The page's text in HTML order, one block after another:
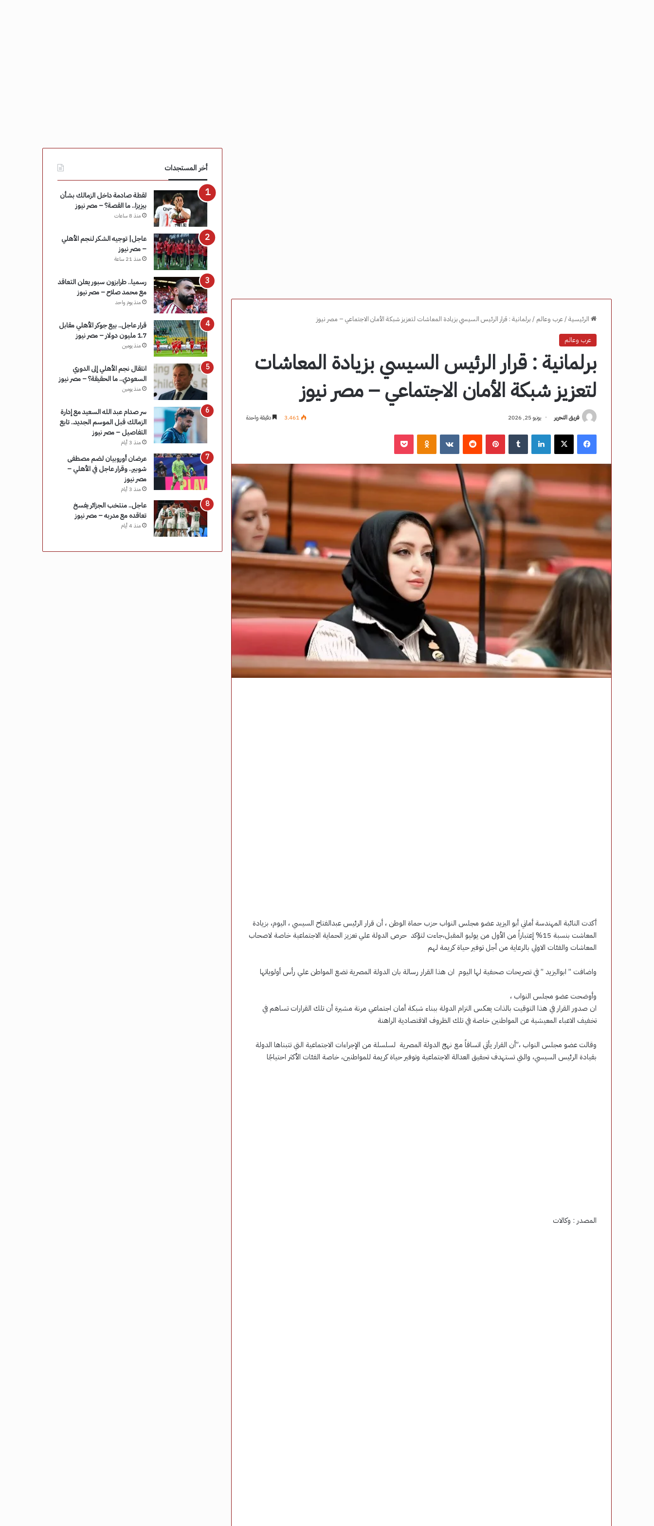
الرئيسية/عرب وعالم / برلمانية : قرار الرئيس السيسي بزيادة المعاشات لتعزيز شبكة الأمان الاجتماعي – مصر نيوز
عرب وعالم
برلمانية : قرار الرئيس السيسي بزيادة المعاشات
لتعزيز شبكة الأمان الاجتماعي – مصر نيوز
فريق التحرير يونيو 25, 2026 3٬461 دقيقة واحدة
فيسبوك ‫X لينكدإن بينتيريست ‏VKontakte
أكدت النائبة المهندسة أماني أبو اليزيد عضو مجلس النواب حزب حماة الوطن ، أن قرار الرئيس عبدالفتاح السيسي ، اليوم، بزيادة
المعاشت بنسبة 15% إعتباراً من الأول من يوليو المقبل،جاءت لتؤكد حرص الدولة علي تعزيز الحماية الاجتماعية خاصة لاصحاب
المعاشات والفئات الاولي بالرعاية من أجل توفير حياة كريمة لهم
واضافت ” ابواليزيد ” في تصريحات صحفية لها اليوم ان هذا القرار رسالة بان الدولة المصرية تضع المواطن علي رأس أولوياتها
وأوضحت عضو مجلس النواب ،
ان صدور القرار في هذا التوقيت بالذات يعكس التزام الدولة ببناء شبكة أمان اجتماعي مرنة مشيرة أن تلك القرارات تساهم في
تخفيف الاعباء المعيشية عن المواطنين خاصة في تلك الظروف الاقتصادية الراهنة
وقالت عضو مجلس النواب ،”أن القرار يأتي اتساقاً مع نهج الدولة المصرية لسلسلة من الإجراءات الاجتماعية التي تتبناها الدولة
بقيادة الرئيس السيسي، والتي تستهدف تحقيق العدالة الاجتماعية وتوفير حياة كريمة للمواطنين، خاصة الفئات الأكثر احتياجًا
المصدر : وكالات
أخر المستجدات
لقطة صادمة داخل الزمالك بشأن
بيزيزا.. ما القصة؟ – مصر نيوز
منذ 8 ساعات
عاجل| توجيه الشكر لنجم الأهلي
– مصر نيوز
منذ 21 ساعة
رسميا.. طرابزون سبور يعلن التعاقد
مع محمد صلاح – مصر نيوز
منذ يوم واحد
قرار عاجل.. بيع جوكر الأهلي مقابل
1.7 مليون دولار – مصر نيوز
منذ يومين
انتقال نجم الأهلي إلى الدوري
السعودي.. ما الحقيقة؟ – مصر نيوز
منذ يومين
سر صدام عبد الله السعيد مع إدارة
الزمالك قبل الموسم الجديد.. تابع
التفاصيل – مصر نيوز
منذ 3 أيام
عرضان أوروبيان لضم مصطفى
شوبير.. وقرار عاجل في الأهلي –
مصر نيوز
منذ 3 أيام
عاجل.. منتخب الجزائر يفسخ
تعاقده مع مدربه – مصر نيوز
منذ 4 أيام